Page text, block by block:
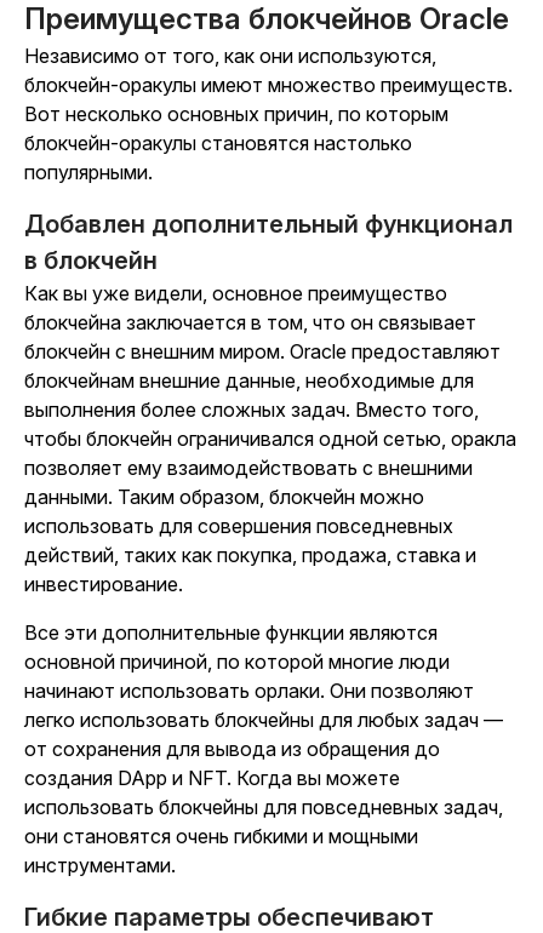
Преимущества блокчейнов Oracle
Независимо от того, как они используются,
блокчейн-оракулы имеют множество преимуществ.
Вот несколько основных причин, по которым
блокчейн-оракулы становятся настолько
популярными.
Добавлен дополнительный функционал
в блокчейн
Как вы уже видели, основное преимущество
блокчейна заключается в том, что он связывает
блокчейн с внешним миром. Oracle предоставляют
блокчейнам внешние данные, необходимые для
выполнения более сложных задач. Вместо того,
чтобы блокчейн ограничивался одной сетью, оракла
позволяет ему взаимодействовать с внешними
данными. Таким образом, блокчейн можно
использовать для совершения повседневных
действий, таких как покупка, продажа, ставка и
инвестирование.
Все эти дополнительные функции являются
основной причиной, по которой многие люди
начинают использовать орлаки. Они позволяют
легко использовать блокчейны для любых задач —
от сохранения для вывода из обращения до
создания DApp и NFT. Когда вы можете
использовать блокчейны для повседневных задач,
они становятся очень гибкими и мощными
инструментами.
Гибкие параметры обеспечивают